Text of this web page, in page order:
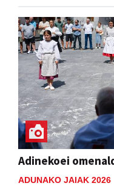
Adinekoei
ADUNAKO JAIAK 2026